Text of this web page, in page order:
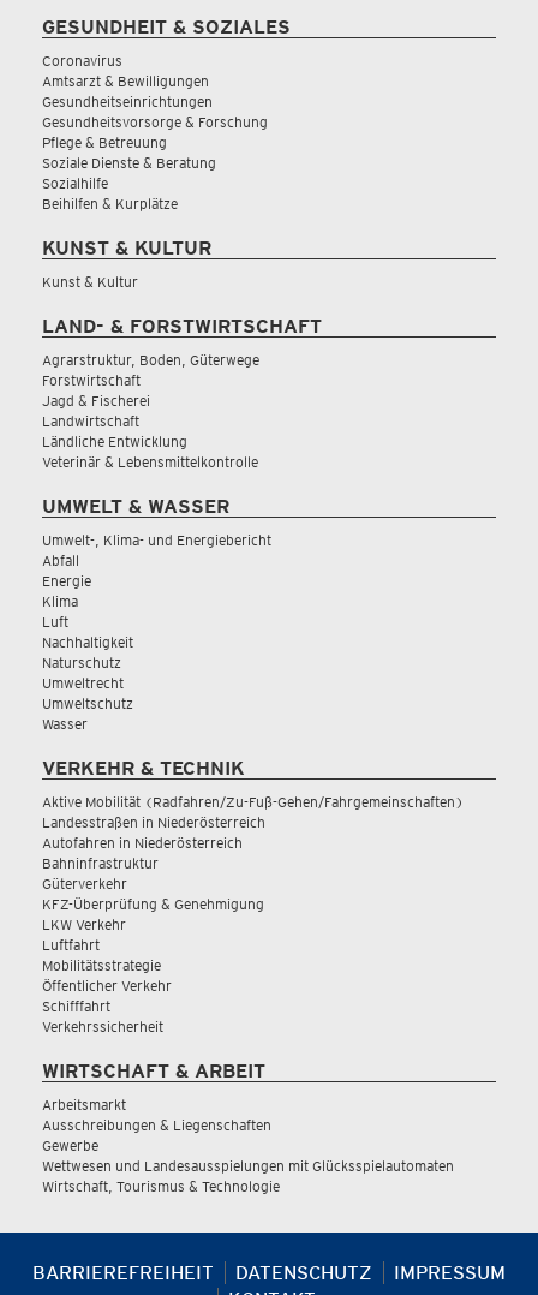
GESUNDHEIT & SOZIALES
Coronavirus
Amtsarzt & Bewilligungen
Gesundheitseinrichtungen
Gesundheitsvorsorge & Forschung
Pflege & Betreuung
Soziale Dienste & Beratung
Sozialhilfe
Beihilfen & Kurplätze
KUNST & KULTUR
Kunst & Kultur
LAND- & FORSTWIRTSCHAFT
Agrarstruktur, Boden, Güterwege
Forstwirtschaft
Jagd & Fischerei
Landwirtschaft
Ländliche Entwicklung
Veterinär & Lebensmittelkontrolle
UMWELT & WASSER
Umwelt-, Klima- und Energiebericht
Abfall
Energie
Klima
Luft
Nachhaltigkeit
Naturschutz
Umweltrecht
Umweltschutz
Wasser
VERKEHR & TECHNIK
Aktive Mobilität (Radfahren/Zu-Fuß-Gehen/Fahrgemeinschaften)
Landesstraßen in Niederösterreich
Autofahren in Niederösterreich
Bahninfrastruktur
Güterverkehr
KFZ-Überprüfung & Genehmigung
LKW Verkehr
Luftfahrt
Mobilitätsstrategie
Öffentlicher Verkehr
Schifffahrt
Verkehrssicherheit
WIRTSCHAFT & ARBEIT
Arbeitsmarkt
Ausschreibungen & Liegenschaften
Gewerbe
Wettwesen und Landesausspielungen mit Glücksspielautomaten
Wirtschaft, Tourismus & Technologie
BARRIEREFREIHEIT DATENSCHUTZ
IMPRESSUM